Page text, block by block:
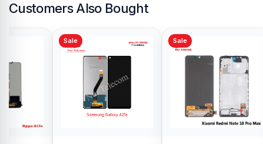
Customers Also Bought
Sale Sale